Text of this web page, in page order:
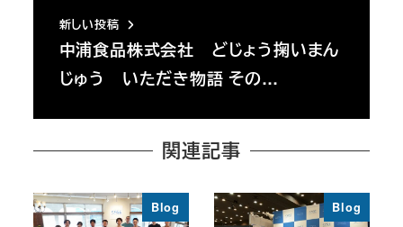
新しい投稿
中浦食品株式会社 どじょう掬いまん
じゅう いただき物語 その…
関連記事
Blog Blog